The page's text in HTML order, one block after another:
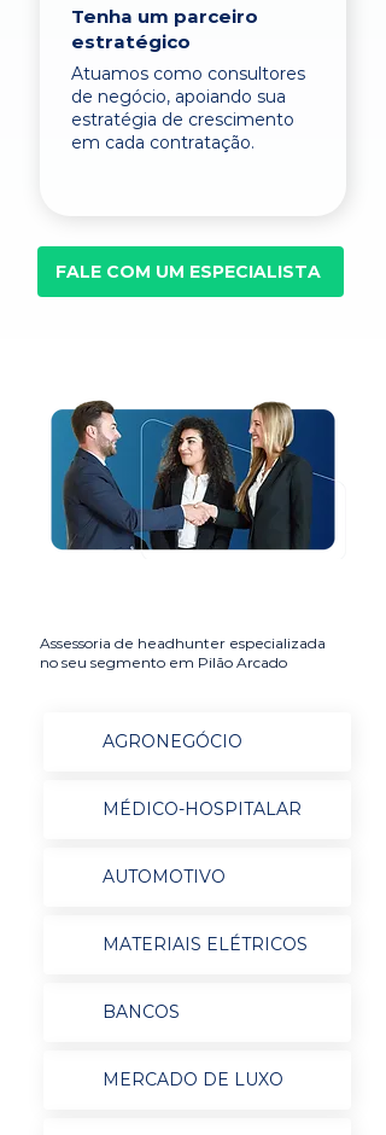
Tenha um parceiro
estratégico
Atuamos como consultores
de negócio, apoiando sua
estratégia de crescimento
em cada contratação.
FALE COM UM ESPECIALISTA
Assessoria de headhunter especializada
no seu segmento em Pilão Arcado
AGRONEGÓCIO
MÉDICO-HOSPITALAR
AUTOMOTIVO
MATERIAIS ELÉTRICOS
BANCOS
MERCADO DE LUXO